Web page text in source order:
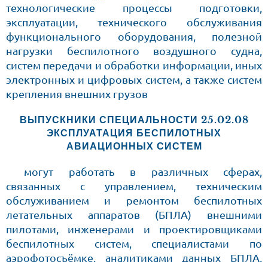
технологические процессы подготовки,
эксплуатации, технического обслуживания
функционального оборудования, полезной
нагрузки беспилотного воздушного судна,
систем передачи и обработки информации, иных
электронных и цифровых систем, а также систем
крепления внешних грузов
ВЫПУСКНИКИ СПЕЦИАЛЬНОСТИ 25.02.08
ЭКСПЛУАТАЦИЯ БЕСПИЛОТНЫХ
АВИАЦИОННЫХ СИСТЕМ
могут работать в различных сферах,
связанных с управлением, техническим
обслуживанием и ремонтом беспилотных
летательных аппаратов (БПЛА) внешними
пилотами, инженерами и проектировщиками
беспилотных систем, специалистами по
аэрофотосъёмке, аналитиками данных БПЛА,